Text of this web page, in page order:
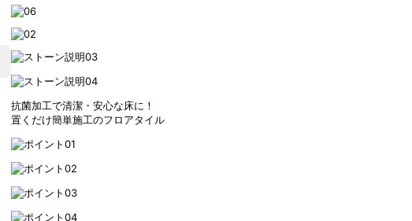
抗菌加工で清潔・安心な床に！
置くだけ簡単施工のフロアタイル